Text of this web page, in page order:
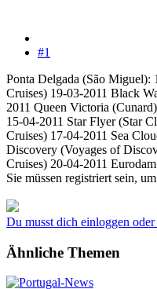
#1
Ponta Delgada (São Miguel):
Cruises) 19-03-2011 Black
2011 Queen Victoria
15-04-2011 Star Flyer (Star
Cruises) 17-04-2011 Sea
Discovery (Voyages of
Cruises) 20-04-2011
Sie müssen registriert sein,
Du musst dich einloggen
Ähnliche Themen